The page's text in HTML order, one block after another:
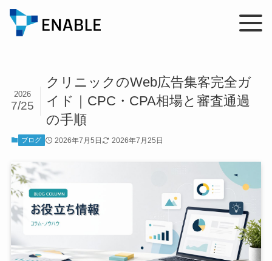
クリニックのWeb広告集客完全ガ
イド｜CPC・CPA相場と審査通過
の手順
2026
7/25
ブログ 2026年7月5日 2026年7月25日